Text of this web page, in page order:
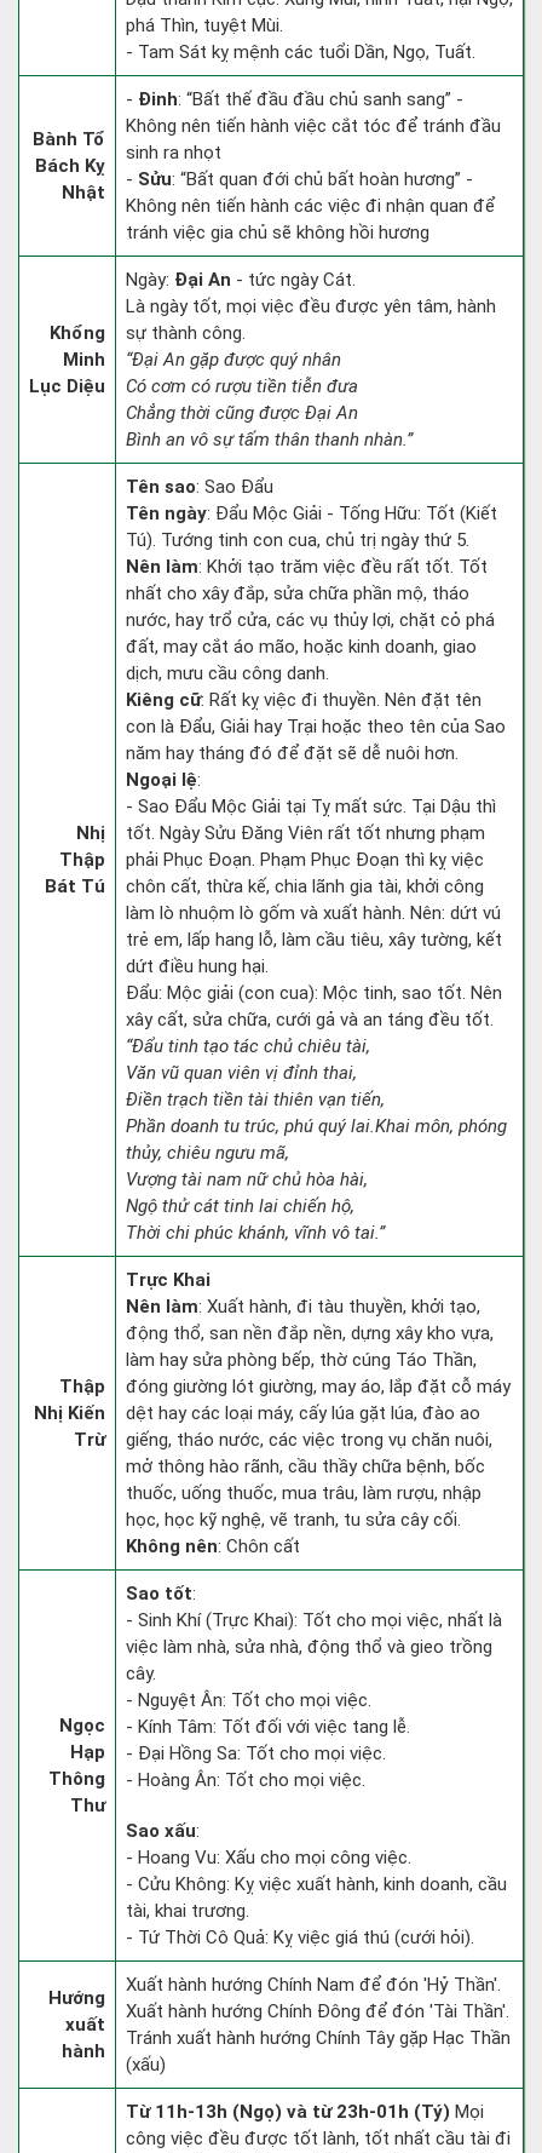
phá Thìn, tuyệt Mùi.
- Tam Sát kỵ mệnh các tuổi Dần, Ngọ, Tuất.
Bành Tổ
Bách Kỵ
Nhật
- Đinh: “Bất thế đầu đầu chủ sanh sang” -
Không nên tiến hành việc cắt tóc để tránh đầu
sinh ra nhọt
- Sửu: “Bất quan đới chủ bất hoàn hương” -
Không nên tiến hành các việc đi nhận quan để
tránh việc gia chủ sẽ không hồi hương
Khổng
Minh
Lục Diệu
Ngày: Đại An - tức ngày Cát.
Là ngày tốt, mọi việc đều được yên tâm, hành
sự thành công.
“Đại An gặp được quý nhân
Có cơm có rượu tiền tiễn đưa
Chẳng thời cũng được Đại An
Bình an vô sự tấm thân thanh nhàn.”
Nhị
Thập
Bát Tú
Tên sao: Sao Đẩu
Tên ngày: Đẩu Mộc Giải - Tống Hữu: Tốt (Kiết
Tú). Tướng tinh con cua, chủ trị ngày thứ 5.
Nên làm: Khởi tạo trăm việc đều rất tốt. Tốt
nhất cho xây đắp, sửa chữa phần mộ, tháo
nước, hay trổ cửa, các vụ thủy lợi, chặt cỏ phá
đất, may cắt áo mão, hoặc kinh doanh, giao
dịch, mưu cầu công danh.
Kiêng cữ: Rất kỵ việc đi thuyền. Nên đặt tên
con là Đẩu, Giải hay Trại hoặc theo tên của Sao
năm hay tháng đó để đặt sẽ dễ nuôi hơn.
Ngoại lệ:
- Sao Đẩu Mộc Giải tại Tỵ mất sức. Tại Dậu thì
tốt. Ngày Sửu Đăng Viên rất tốt nhưng phạm
phải Phục Đoạn. Phạm Phục Đoạn thì kỵ việc
chôn cất, thừa kế, chia lãnh gia tài, khởi công
làm lò nhuộm lò gốm và xuất hành. Nên: dứt vú
trẻ em, lấp hang lỗ, làm cầu tiêu, xây tường, kết
dứt điều hung hại.
Đẩu: Mộc giải (con cua): Mộc tinh, sao tốt. Nên
xây cất, sửa chữa, cưới gả và an táng đều tốt.
“Đẩu tinh tạo tác chủ chiêu tài,
Văn vũ quan viên vị đỉnh thai,
Điền trạch tiền tài thiên vạn tiến,
Phần doanh tu trúc, phú quý lai.Khai môn, phóng
thủy, chiêu ngưu mã,
Vượng tài nam nữ chủ hòa hài,
Ngộ thử cát tinh lai chiến hộ,
Thời chi phúc khánh, vĩnh vô tai.”
Thập
Nhị Kiến
Trừ
Trực Khai
Nên làm: Xuất hành, đi tàu thuyền, khởi tạo,
động thổ, san nền đắp nền, dựng xây kho vựa,
làm hay sửa phòng bếp, thờ cúng Táo Thần,
đóng giường lót giường, may áo, lắp đặt cỗ máy
dệt hay các loại máy, cấy lúa gặt lúa, đào ao
giếng, tháo nước, các việc trong vụ chăn nuôi,
mở thông hào rãnh, cầu thầy chữa bệnh, bốc
thuốc, uống thuốc, mua trâu, làm rượu, nhập
học, học kỹ nghệ, vẽ tranh, tu sửa cây cối.
Không nên: Chôn cất
Ngọc
Hạp
Thông
Thư
Sao tốt:
- Sinh Khí (Trực Khai): Tốt cho mọi việc, nhất là
việc làm nhà, sửa nhà, động thổ và gieo trồng
cây.
- Nguyệt Ân: Tốt cho mọi việc.
- Kính Tâm: Tốt đối với việc tang lễ.
- Đại Hồng Sa: Tốt cho mọi việc.
- Hoàng Ân: Tốt cho mọi việc.
Sao xấu:
- Hoang Vu: Xấu cho mọi công việc.
- Cửu Không: Kỵ việc xuất hành, kinh doanh, cầu
tài, khai trương.
- Tứ Thời Cô Quả: Kỵ việc giá thú (cưới hỏi).
Hướng
xuất
hành
Xuất hành hướng Chính Nam để đón 'Hỷ Thần'.
Xuất hành hướng Chính Đông để đón 'Tài Thần'.
Tránh xuất hành hướng Chính Tây gặp Hạc Thần
(xấu)
Từ 11h-13h (Ngọ) và từ 23h-01h (Tý) Mọi
công việc đều được tốt lành, tốt nhất cầu tài đi